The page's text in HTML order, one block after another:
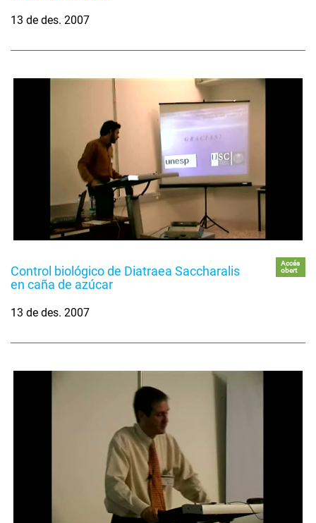
13 de des. 2007
Control biológico de Diatraea Saccharalis
en caña de azúcar
Accés
obert
13 de des. 2007